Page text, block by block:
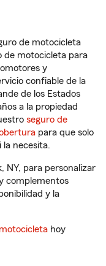
de motocicleta
de motocicleta para
y
confiable de la
de los Estados
a la propiedad
seguro de
para que solo
la necesita.
NY, para personalizar
complementos
y la
hoy